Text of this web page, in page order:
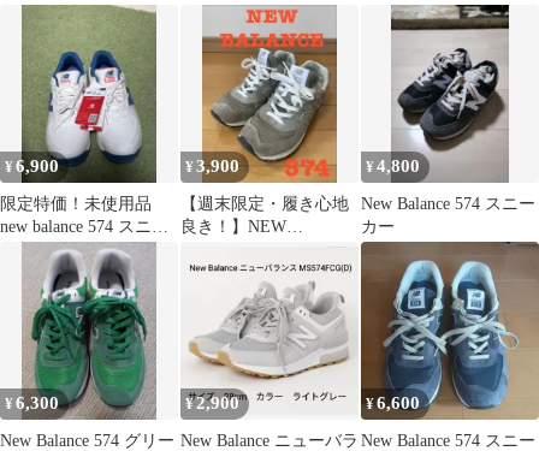
即購入OK 限定カラー
イビー
¥6,900
限定特価！未使用品
new balance 574 スニー
カー ニューバランス
¥3,900
【週末限定・履き心地
良き！】NEW
BALANCE 574 スニー
カー グレー
¥4,800
New Balance 574 スニー
カー
¥6,300
New Balance 574 グリー
¥2,900
New Balance ニューバラ
¥6,600
New Balance 574 スニー